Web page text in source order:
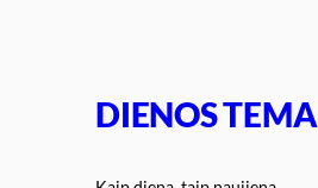
DIENOS TEMA